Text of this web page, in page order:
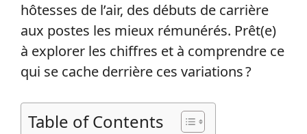
hôtesses de l’air, des débuts de carrière
aux postes les mieux rémunérés. Prêt(e)
à explorer les chiffres et à comprendre ce
qui se cache derrière ces variations ?
Table of Contents